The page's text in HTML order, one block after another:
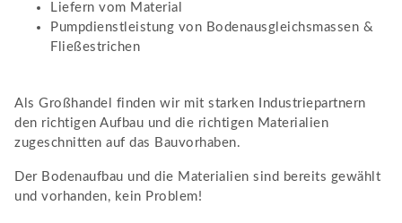
Liefern vom Material
Pumpdienstleistung von Bodenausgleichsmassen &
Fließestrichen
Als Großhandel finden wir mit starken Industriepartnern
den richtigen Aufbau und die richtigen Materialien
zugeschnitten auf das Bauvorhaben.
Der Bodenaufbau und die Materialien sind bereits gewählt
und vorhanden, kein Problem!